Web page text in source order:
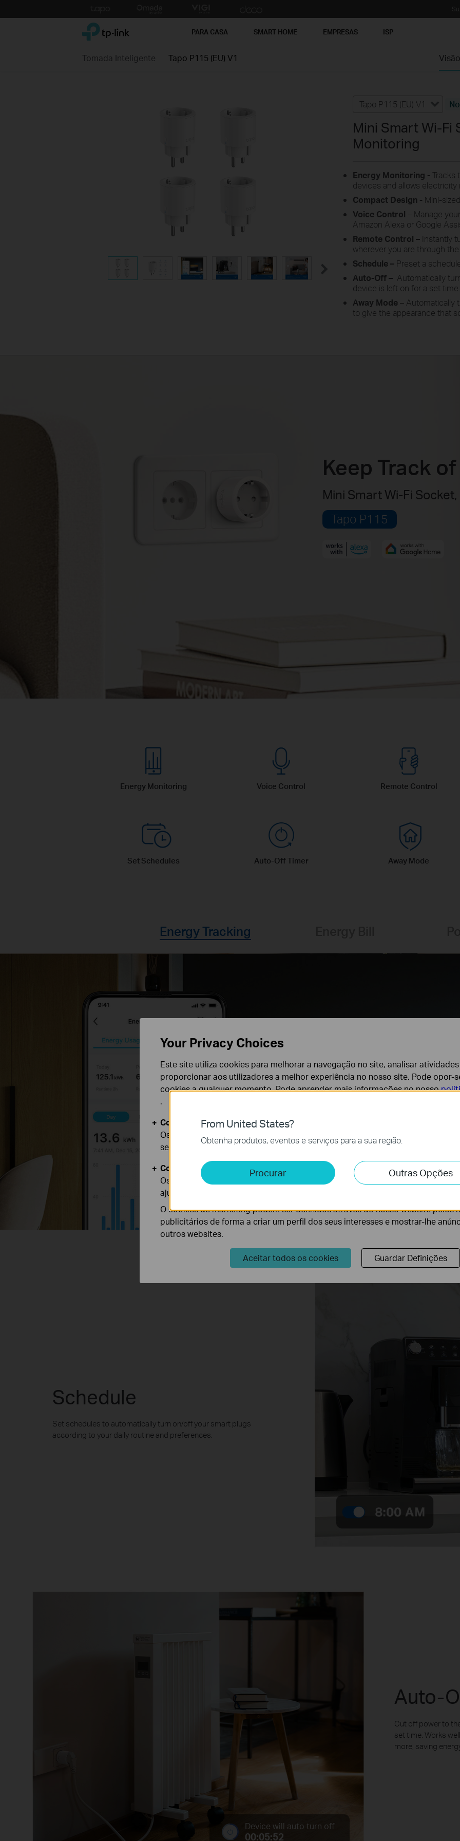
to
TP-Link, Reliably Smart PARA CASA SMART HOME EMPRESAS ISP
Tomada Inteligente Tapo P115 (EU) V1
Tapo P115 (EU) V1
Mini Smart Wi-Fi
Monitoring
Energy Monitoring - Tracks
devices and allows electricity
Compact Design - Mini-
Voice Control – Manage
Amazon Alexa or Google
Remote Control – Instantly
wherever you are through the
Schedule – Preset a
Auto-Off – Automatically
device is left on for a set time.
Away Mode– Automatically
to give the appearance that
Keep Track
Mini Smart Wi-Fi Socket,
Tapo P115
Energy Monitoring Voice Control Remote Control
Set Schedules Auto-Off Timer Away Mode
Energy Tracking
Offers more
power
Schedule
Set schedules to automatically turn on/off your smart plugs
according to your daily routine and preferences.
Auto-
Cut off power to
set time. Works
more, saving
Device will auto turn off
00:05:52
From United States?
Obtenha produtos, eventos e serviços para a sua região.
Procurar Outras Opções
Your Privacy Choices
Este site utiliza cookies para melhorar a navegação no site, analisar
proporcionar aos utilizadores a melhor experiência no nosso site. Pode opor-
cookies a qualquer momento. Pode aprender mais informações no nosso
.
Cookies Básicos
Os cookies são necessários para o funcionamento do website e não podem
seus sistemas.
Cookies de Análise e Marketing
Os cookies de analise permite-nos analisar as suas atividades no nosso
ajustar a funcionalidade do nosso website.
O cookies de marketing podem ser definidos através do nosso website pelos
publicitários de forma a criar um perfil dos seus interesses e mostrar-lhe
outros websites.
Aceitar todos os cookies Guardar Definições